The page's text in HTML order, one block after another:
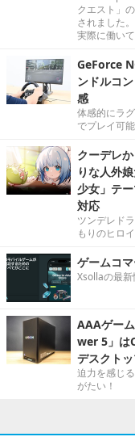
クエスト」
されました
実際に働い
GeForce
ンドルコ
感
体感的にラ
でプレイ可能
クーデレ
りな人外
少女」テ
対応
ツンデレド
もりのヒロ
ゲームコ
Xsollaの最新
AAAゲー
wer 5」は
デスクトッ
迫力を感じ
がたい！